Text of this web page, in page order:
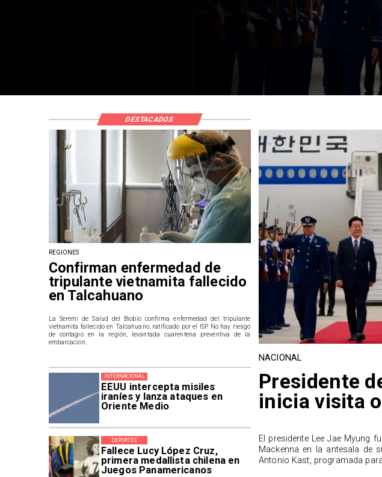
EEUU intercepta misiles
iraníes y lanza ataques en
Oriente Medio
INTERNACIONAL
Fallece Lucy López Cruz,
primera medallista chilena en
Juegos Panamericanos
DEPORTES
REGIONES
Confirman enfermedad de
tripulante vietnamita fallecido
en Talcahuano
La Seremi de Salud del Biobío confirma enfermedad del tripulante
vietnamita fallecido en Talcahuano, ratificado por el ISP. No hay riesgo
de contagio en la región, levantada cuarentena preventiva de la
embarcación.
NACIONAL
Presidente
inicia visita
El presidente Lee Jae Myung
Mackenna en la antesala de
Antonio Kast, programada
DESTACADOS